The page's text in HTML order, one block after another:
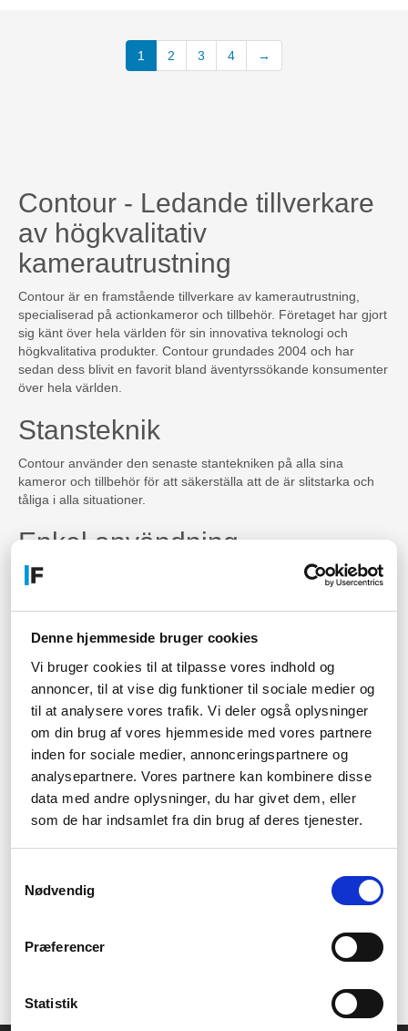
Denne hjemmeside bruger cookies
Vi bruger cookies til at tilpasse vores indhold og
annoncer, til at vise dig funktioner til sociale medier og
til at analysere vores trafik. Vi deler også oplysninger
om din brug af vores hjemmeside med vores partnere
inden for sociale medier, annonceringspartnere og
analysepartnere. Vores partnere kan kombinere disse
data med andre oplysninger, du har givet dem, eller
som de har indsamlet fra din brug af deres tjenester.
Nødvendig
Præferencer
Statistik
1 2 3 4 →
Contour - Ledande tillverkare
av högkvalitativ
kamerautrustning
Contour är en framstående tillverkare av kamerautrustning,
specialiserad på actionkameror och tillbehör. Företaget har gjort
sig känt över hela världen för sin innovativa teknologi och
högkvalitativa produkter. Contour grundades 2004 och har
sedan dess blivit en favorit bland äventyrssökande konsumenter
över hela världen.
Stansteknik
Contour använder den senaste stantekniken på alla sina
kameror och tillbehör för att säkerställa att de är slitstarka och
tåliga i alla situationer.
Enkel användning
Contours produkter är enkla att använda, vilket gör dem
behöver en tillförlitlig kamera- och tillbehörsleverantör.
Ergonomiskt utformad
Contours kameror är ergonomiskt utformade för att passa
perfekt i handen och är lätta att hålla i, även under krävande
Vattentät
Alla Contours kameror är vattentäta, så de fungerar bra både på
land och i vatten. Denna funktion gör produkterna idealiska för
Sätt din egen prägel
kan anpassa din kamera till precis ditt äventyr. Välj bland olika
monteringar, färger och tillbehör för att göra din kamera mer